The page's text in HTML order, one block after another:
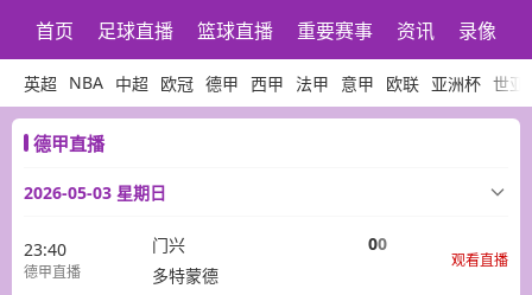
首页 足球直播 篮球直播 重要赛事 资讯 录像
英超 NBA 中超 欧冠 德甲 西甲 法甲 意甲 欧联 亚洲杯 世亚
德甲直播
2026-05-03 星期日
23:40
德甲直播
门兴
多特蒙德
00
观看直播